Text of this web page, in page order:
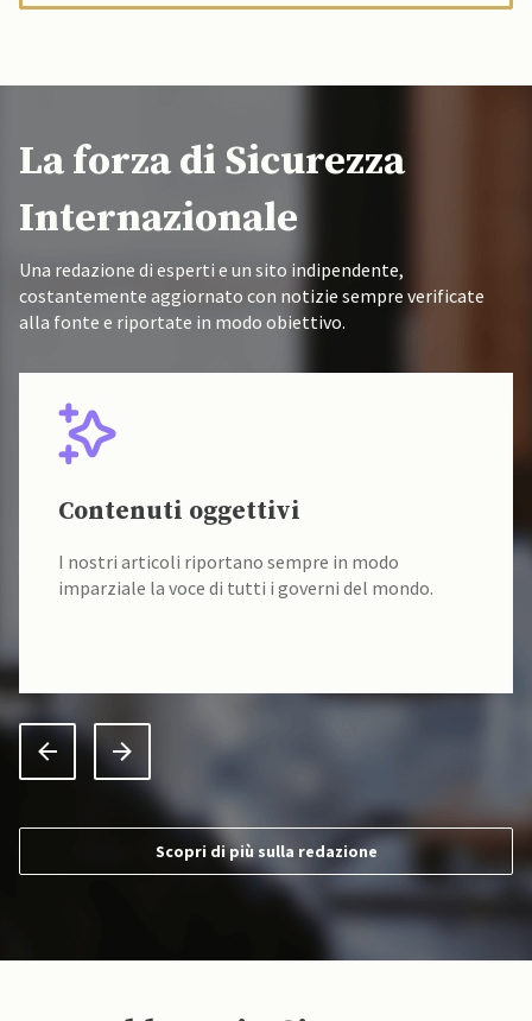
La forza di Sicurezza
Internazionale
Una redazione di esperti e un sito indipendente,
costantemente aggiornato con notizie sempre verificate
alla fonte e riportate in modo obiettivo.
Contenuti oggettivi
I nostri articoli riportano sempre in modo
imparziale la voce di tutti i governi del mondo.
Scopri di più sulla redazione